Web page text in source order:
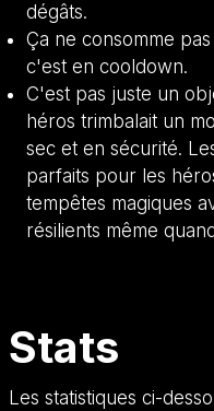
dégâts.
Ça ne consomme
c'est en cooldown.
C'est pas juste un
héros trimbalait un
sec et en sécurité.
parfaits pour les
tempêtes magiques
résilients même
Stats
Les statistiques ci-